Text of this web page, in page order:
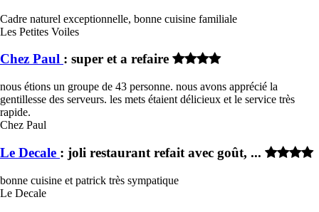
Cadre naturel exceptionnelle, bonne cuisine familiale
Les Petites Voiles
Chez Paul : super et a refaire
nous étions un groupe de 43 personne. nous avons apprécié la
gentillesse des serveurs. les mets étaient délicieux et le service très
rapide.
Chez Paul
Le Decale : joli restaurant refait avec goût, ...
bonne cuisine et patrick très sympatique
Le Decale